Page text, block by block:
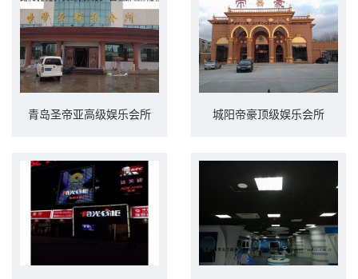
青岛圣帝亚高级娱乐会所 城阳帝豪顶级娱乐会所